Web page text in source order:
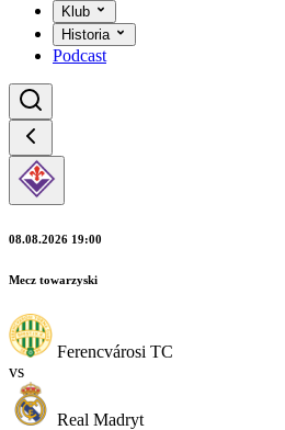
Klub
Historia
Podcast
08.08.2026 19:00
Mecz towarzyski
Ferencvárosi TC
vs
Real Madryt